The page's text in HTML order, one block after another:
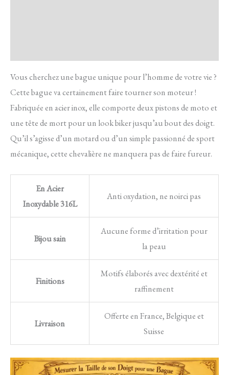
Vous cherchez une bague unique pour l’homme de votre vie ?
Cette bague va certainement faire tourner son moteur !
Fabriquée en acier inox, elle comporte deux pistons de moto et
une tête de mort pour un look biker jusqu’au bout des doigt.
Qu’il s’agisse d’un motard ou d’un simple passionné de sport
mécanique, cette chevalière ne manquera pas de faire fureur.
En Acier
Inoxydable 316L
Anti oxydation, ne noirci pas
Bijou sain
Aucune forme d’irritation pour
la peau
Finitions
Motifs élaborés avec dextérité et
raffinement
Livraison
Offerte en France, Belgique et
Suisse